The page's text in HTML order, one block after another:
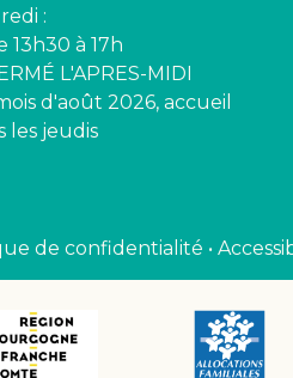
:
13h30 à 17h
L'APRES-MIDI
d'août 2026, accueil
les jeudis
de confidentialité •